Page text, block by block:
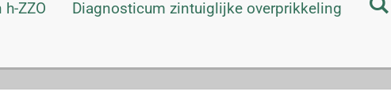
ZZO
Diagnosticum zintuiglijke overprikkeling